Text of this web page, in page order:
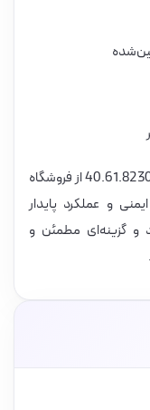
استفاده از رله شیشه‌ای 16 آمپر Finder مدل 40.61.8230 از فروشگاه
و عملکرد پایدار
و گزینه‌ای مطمئن و